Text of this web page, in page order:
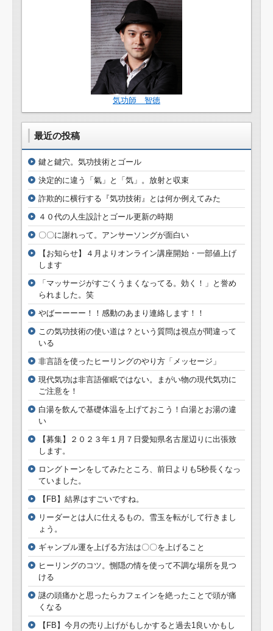
気功師 智徳
最近の投稿
鍵と鍵穴。気功技術とゴール
決定的に違う「氣」と「気」。放射と収束
詐欺的に横行する『気功技術』とは何か例えてみた
４０代の人生設計とゴール更新の時期
〇〇に謝れって。アンサーソングが面白い
【お知らせ】４月よりオンライン講座開始・一部値上げ
します
「マッサージがすごくうまくなってる。効く！」と誉め
られました。笑
やばーーーー！！感動のあまり連絡します！！
この気功技術の使い道は？という質問は視点が間違って
いる
非言語を使ったヒーリングのやり方「メッセージ」
現代気功は非言語催眠ではない。まがい物の現代気功に
ご注意を！
白湯を飲んで基礎体温を上げておこう！白湯とお湯の違
い
【募集】２０２３年１月７日愛知県名古屋辺りに出張致
します。
ロングトーンをしてみたところ、前日よりも5秒長くなっ
ていました。
【FB】結界はすごいですね。
リーダーとは人に仕えるもの。雪玉を転がして行きまし
ょう。
ギャンブル運を上げる方法は〇〇を上げること
ヒーリングのコツ。惻隠の情を使って不調な場所を見つ
ける
謎の頭痛かと思ったらカフェインを絶ったことで頭が痛
くなる
【FB】今月の売り上げがもしかすると過去1良いかもし